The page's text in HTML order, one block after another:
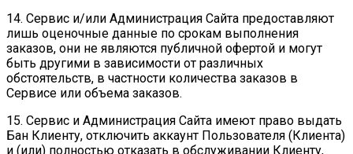
14. Сервис и/или Администрация Сайта предоставляют
лишь оценочные данные по срокам выполнения
заказов, они не являются публичной офертой и могут
быть другими в зависимости от различных
обстоятельств, в частности количества заказов в
Сервисе или объема заказов.
15. Сервис и Администрация Сайта имеют право выдать
Бан Клиенту, отключить аккаунт Пользователя (Клиента)
и (или) полностью отказать в обслуживании Клиенту,